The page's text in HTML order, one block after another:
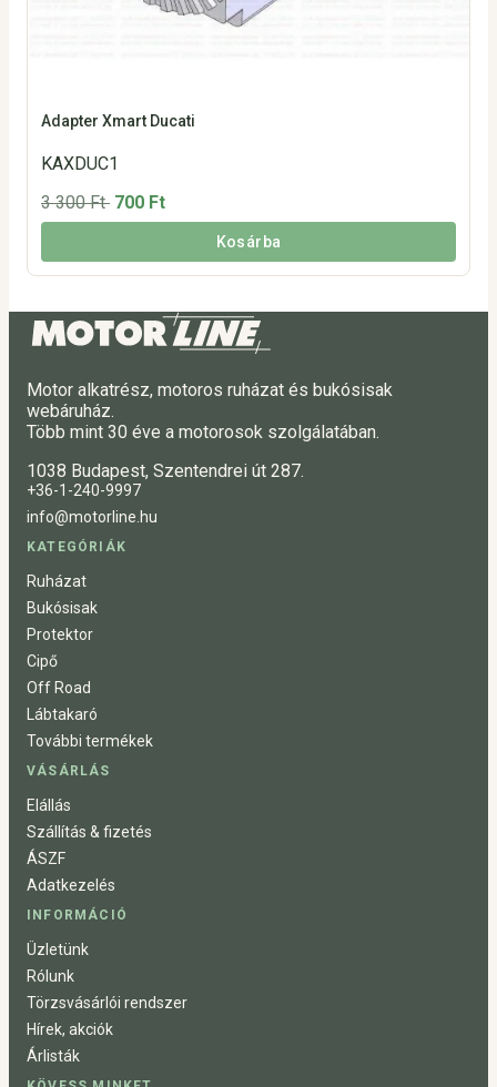
Adapter Xmart Ducati
KAXDUC1
3 300 Ft 700 Ft
Kosárba
Motor alkatrész, motoros ruházat és bukósisak
webáruház.
Több mint 30 éve a motorosok szolgálatában.
1038 Budapest, Szentendrei út 287.
+36-1-240-9997
info@motorline.hu
KATEGÓRIÁK
Ruházat
Bukósisak
Protektor
Cipő
Off Road
Lábtakaró
További termékek
VÁSÁRLÁS
Elállás
Szállítás & fizetés
ÁSZF
Adatkezelés
INFORMÁCIÓ
Üzletünk
Rólunk
Törzsvásárlói rendszer
Hírek, akciók
Árlisták